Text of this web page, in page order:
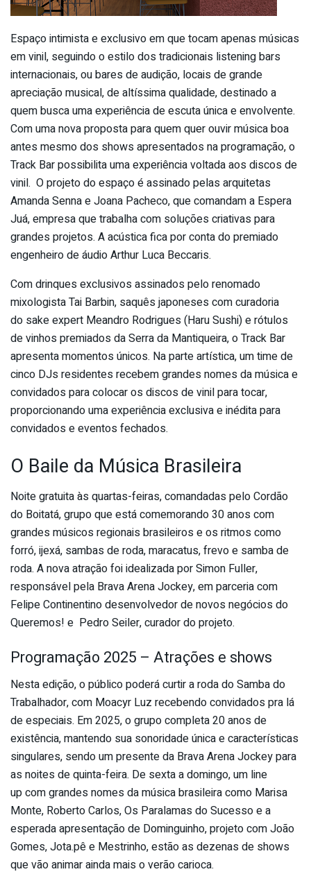
Espaço intimista e exclusivo em que tocam apenas músicas
em vinil, seguindo o estilo dos tradicionais listening bars
internacionais, ou bares de audição, locais de grande
apreciação musical, de altíssima qualidade, destinado a
quem busca uma experiência de escuta única e envolvente.
Com uma nova proposta para quem quer ouvir música boa
antes mesmo dos shows apresentados na programação, o
Track Bar possibilita uma experiência voltada aos discos de
vinil. O projeto do espaço é assinado pelas arquitetas
Amanda Senna e Joana Pacheco, que comandam a Espera
Juá, empresa que trabalha com soluções criativas para
grandes projetos. A acústica fica por conta do premiado
engenheiro de áudio Arthur Luca Beccaris.
Com drinques exclusivos assinados pelo renomado
mixologista Tai Barbin, saquês japoneses com curadoria
do sake expert Meandro Rodrigues (Haru Sushi) e rótulos
de vinhos premiados da Serra da Mantiqueira, o Track Bar
apresenta momentos únicos. Na parte artística, um time de
cinco DJs residentes recebem grandes nomes da música e
convidados para colocar os discos de vinil para tocar,
proporcionando uma experiência exclusiva e inédita para
convidados e eventos fechados.
O Baile da Música Brasileira
Noite gratuita às quartas-feiras, comandadas pelo Cordão
do Boitatá, grupo que está comemorando 30 anos com
grandes músicos regionais brasileiros e os ritmos como
forró, ijexá, sambas de roda, maracatus, frevo e samba de
roda. A nova atração foi idealizada por Simon Fuller,
responsável pela Brava Arena Jockey, em parceria com
Felipe Continentino desenvolvedor de novos negócios do
Queremos! e Pedro Seiler, curador do projeto.
Programação 2025 – Atrações e shows
Nesta edição, o público poderá curtir a roda do Samba do
Trabalhador, com Moacyr Luz recebendo convidados pra lá
de especiais. Em 2025, o grupo completa 20 anos de
existência, mantendo sua sonoridade única e características
singulares, sendo um presente da Brava Arena Jockey para
as noites de quinta-feira. De sexta a domingo, um line
up com grandes nomes da música brasileira como Marisa
Monte, Roberto Carlos, Os Paralamas do Sucesso e a
esperada apresentação de Dominguinho, projeto com João
Gomes, Jota.pê e Mestrinho, estão as dezenas de shows
que vão animar ainda mais o verão carioca.